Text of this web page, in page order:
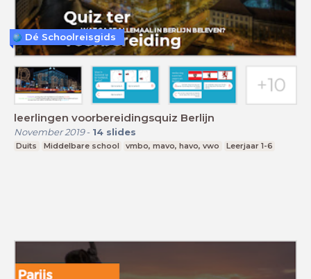
leerlingen voorbereidingsquiz Berlijn
November 2019- 14 slides
Duits Middelbare school vmbo, mavo, havo, vwo Leerjaar 1-6
Dé Schoolreisgids